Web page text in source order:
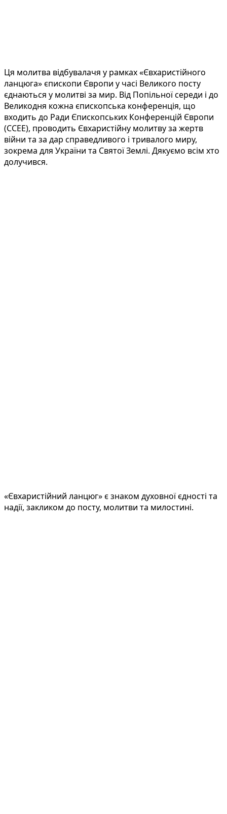
Ця молитва відбувалачя у рамках «Євхаристійного
ланцюга» єпископи Європи у часі Великого посту
єднаються у молитві за мир. Від Попільної середи і до
Великодня кожна єпископська конференція, що
входить до Ради Єпископських Конференцій Європи
(CCEE), проводить Євхаристійну молитву за жертв
війни та за дар справедливого і тривалого миру,
зокрема для України та Святої Землі. Дякуємо всім хто
долучився.
«Євхаристійний ланцюг» є знаком духовної єдності та
надії, закликом до посту, молитви та милостині.